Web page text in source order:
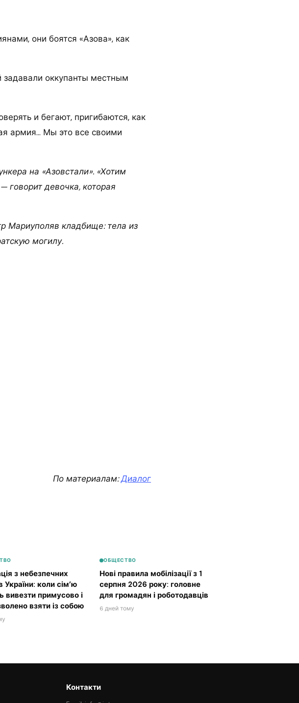
они боятся «Азова», как
оккупанты местным
и бегают, пригибаются, как
армия… Мы это все своими
на «Азовстали». «Хотим
говорит девочка, которая
Мариуполяв кладбище: тела из
могилу.
По материалам:Диалог
з небезпечних
України: коли сім’ю
вивезти примусово і
взяти із собою
ОБЩЕСТВО
Нові правила мобілізації з 1
серпня 2026 року: головне
для громадян і роботодавців
6 дней тому
Контакти